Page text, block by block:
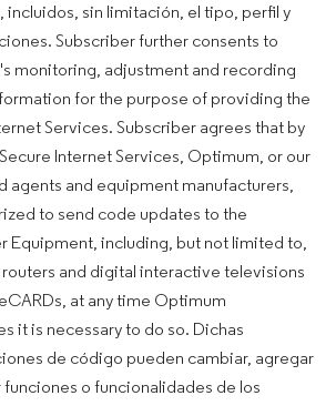
incluidos, sin limitación, el tipo, perfil y
Subscriber further consents to
monitoring, adjustment and recording
for the purpose of providing the
Services. Subscriber agrees that by
Internet Services, Optimum, or our
agents and equipment manufacturers,
to send code updates to the
Equipment, including, but not limited to,
and digital interactive televisions
at any time Optimum
it is necessary to do so. Dichas
de código pueden cambiar, agregar
funciones o funcionalidades de los